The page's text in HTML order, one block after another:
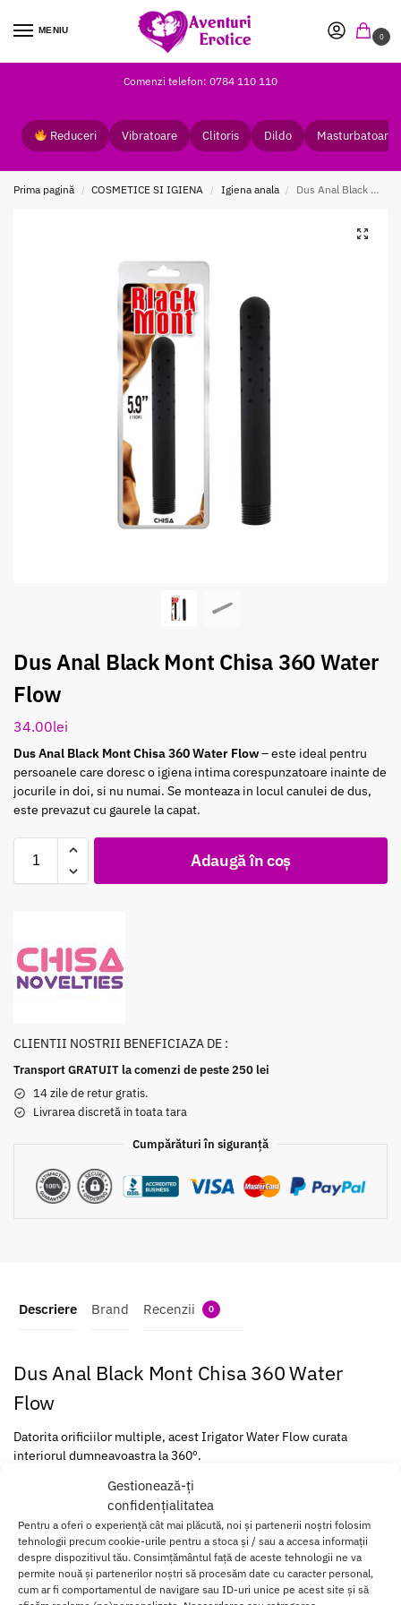
Gestionează-ți
confidențialitatea
Pentru a oferi o experiență cât mai plăcută, noi și partenerii noștri folosim
tehnologii precum cookie-urile pentru a stoca și / sau a accesa informații
despre dispozitivul tău. Consimțământul față de aceste tehnologii ne va
permite nouă și partenerilor noștri să procesăm date cu caracter personal,
cum ar fi comportamentul de navigare sau ID-uri unice pe acest site și să
MENIU
0
Comenzi telefon: 0784 110 110
Reduceri Vibratoare Clitoris Dildo Masturbatoare
Prima pagină / COSMETICE SI IGIENA / Igiena anala / Dus Anal Black Mont Chisa 360 Water Flow
Dus Anal Black Mont Chisa 360 Water
Flow
34.00lei
Dus Anal Black Mont Chisa 360 Water Flow– este ideal pentru
persoanele care doresc o igiena intima corespunzatoare inainte de
jocurile in doi, si nu numai. Se monteaza in locul canulei de dus,
este prevazut cu gaurele la capat.
Adaugă în coș
CLIENTII NOSTRII BENEFICIAZA DE :
Transport GRATUIT la comenzi de peste 250 lei
14 zile de retur gratis.
Livrarea discretă in toata tara
Cumpărături în siguranță
Descriere Brand Recenzii 0
Dus Anal Black Mont Chisa 360 Water
Flow
Datorita orificiilor multiple, acest Irigator Water Flow curata
interiorul dumneavoastra la 360º.
Este ideal pentru persoanele care doresc
a zonei anale.
Black Mont de la Chisa Novelties este confectionat din
polioximetilena (POM),un material placut la atingeresi usor de
inserat.